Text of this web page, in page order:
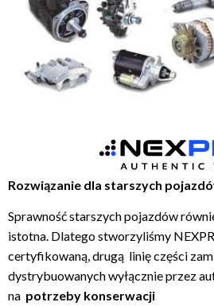
Rozwiązanie dla starszych
Sprawność starszych pojazdów
istotna. Dlatego stworzyliśmy
certyfikowaną, drugą linię części
dystrybuowanych wyłącznie przez
na potrzeby konserwacji